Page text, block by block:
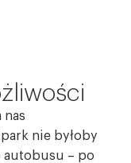
nas
nie byłoby
autobusu – po